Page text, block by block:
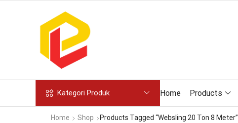
Kategori Produk Home Products
Home Shop Products Tagged “websling 20 Ton 8 Meter”